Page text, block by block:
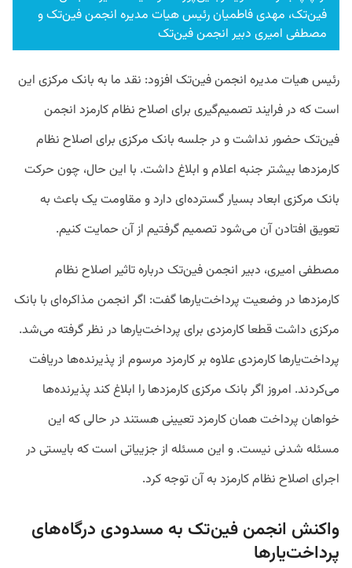
فین‌تک، مهدی فاطمیان رئیس هیات مدیره انجمن فین‌تک و
مصطفی امیری دبیر انجمن فین‌تک
رئیس هیات مدیره انجمن فین‌تک افزود: نقد ما به بانک مرکزی این
است که در فرایند تصمیم‌گیری برای اصلاح نظام کارمزد انجمن
فین‌تک حضور نداشت و در جلسه بانک مرکزی برای اصلاح نظام
کارمزدها بیشتر جنبه اعلام و ابلاغ داشت. با این حال، چون حرکت
بانک مرکزی ابعاد بسیار گسترده‌ای دارد و مقاومت یک باعث به
تعویق افتادن آن می‌شود تصمیم گرفتیم از آن حمایت کنیم.
مصطفی امیری، دبیر انجمن فین‌تک درباره تاثیر اصلاح نظام
کارمزدها در وضعیت پرداخت‌یارها گفت: اگر انجمن مذاکره‌ای با بانک
مرکزی داشت قطعا کارمزدی برای پرداخت‌یارها در نظر گرفته می‌شد.
پرداخت‌یارها کارمزدی علاوه بر کارمزد مرسوم از پذیرنده‌ها دریافت
می‌کردند. امروز اگر بانک‌ مرکزی کارمزدها را ابلاغ کند پذیرنده‌ها
خواهان پرداخت همان کارمزد تعیینی هستند در حالی که این
مسئله شدنی نیست. و این مسئله از جزییاتی است که بایستی در
اجرای اصلاح نظام کارمزد به آن توجه کرد.
واکنش انجمن فین‌تک به مسدودی درگاه‌های
پرداخت‌یارها